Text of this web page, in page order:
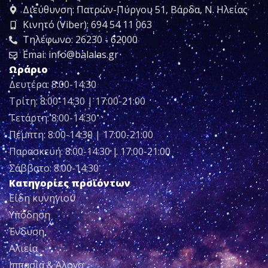
Διεύθυνση: Πατρών-Πύργου 51, Βάρδα, Ν. Ηλείας
Κινητό (Viber): 694 54 11 063
Τηλέφωνο: 26230 - 62000
Emai: info@balalas.gr
Ωράριο
Δευτέρα: 8:00-14:30
Τρίτη: 8:00-14:30 | 17:00-21:00
Τετάρτη: 8:00-14:30
Πέμπτη: 8:00-14:30 | 17:00-21:00
Παρασκευή: 8:00-14:30 | 17:00-21:00
Σάββατο: 8:00-14:30
Κατηγορίες προϊόντων
Είδη κυνηγιού
Υπόδηση
Ένδυση
Αλιεία
Ιππασία & Άλογο